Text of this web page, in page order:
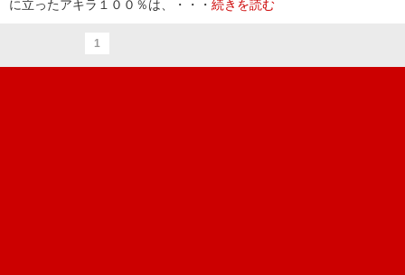
に立ったアキラ１００％は、・・・ 続きを読む
1